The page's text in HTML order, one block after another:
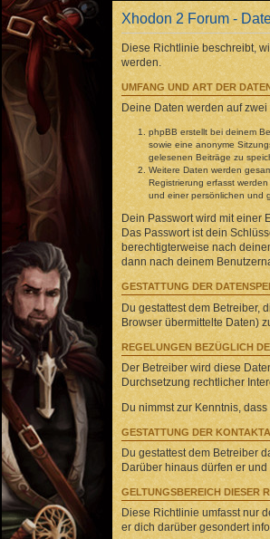
Xhodon 2 Forum -
Diese Richtlinie beschreibt,
werden.
UMFANG UND ART DER
Deine Daten werden auf
phpBB erstellt bei deinem
sowie eine anonyme
gelesenen Beiträge zu
Weitere Daten werden
Registrierung erfasst
und einer persönlichen und
Dein Passwort wird mit einer
Das Passwort ist dein
berechtigterweise nach
dann nach deinem
GESTATTUNG DER
Du gestattest dem Betreiber,
Browser übermittelte Daten)
REGELUNGEN BEZÜGLICH
Der Betreiber wird diese
Durchsetzung rechtlicher
Du nimmst zur Kenntnis,
GESTATTUNG DER
Du gestattest dem Betreiber
Darüber hinaus dürfen er
GELTUNGSBEREICH DIESER
Diese Richtlinie umfasst nur
er dich darüber gesondert